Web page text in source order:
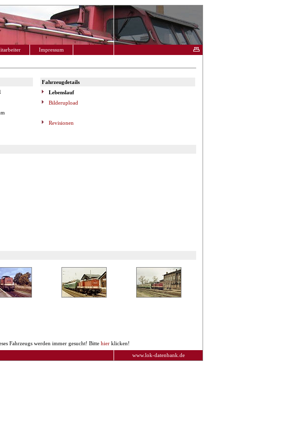
Impressum
Fahrzeugdetails
Lebenslauf
Bilderupload
Revisionen
Fahrzeugs werden immer gesucht! Bitte hierklicken!
www.lok-datenbank.de